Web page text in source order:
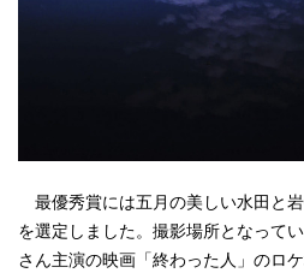
最優秀賞には五月の美しい水田と
を選定しました。撮影場所となって
さん主演の映画「終わった人」のロ